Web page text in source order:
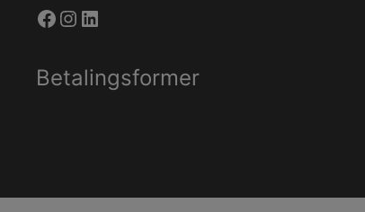
Facebook
Instagram
LinkedIn
Betalingsformer